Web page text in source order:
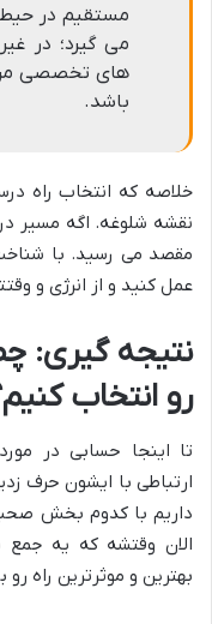
مستقیم در
می گیرد؛ در
های تخصصی
باشد.
خلاصه که انتخاب راه
نقشه شلوغه. اگه مسیر
مقصد می رسید. با
عمل کنید و از انرژی و
نتیجه گیری:
رو انتخاب
تا اینجا حسابی در
ارتباطی با ایشون حرف
داریم با کدوم بخش
الان وقتشه که یه جمع
بهترین و موثرترین راه